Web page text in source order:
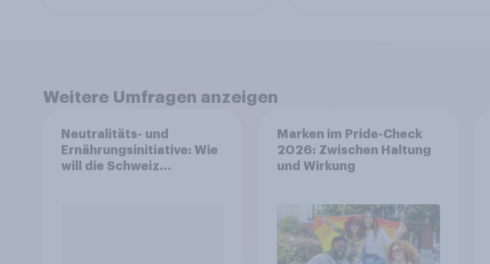
Weitere Umfragen anzeigen
Neutralitäts- und
Ernährungsinitiative: Wie
will die Schweiz
Marken im Pride-Check
2026: Zwischen Haltung
und Wirkung